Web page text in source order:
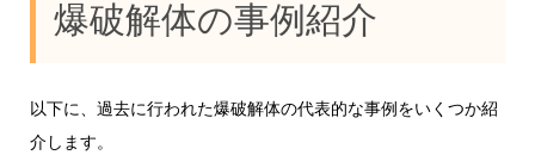
爆破解体の事例紹介
以下に、過去に行われた爆破解体の代表的な事例をいくつか紹
介します。